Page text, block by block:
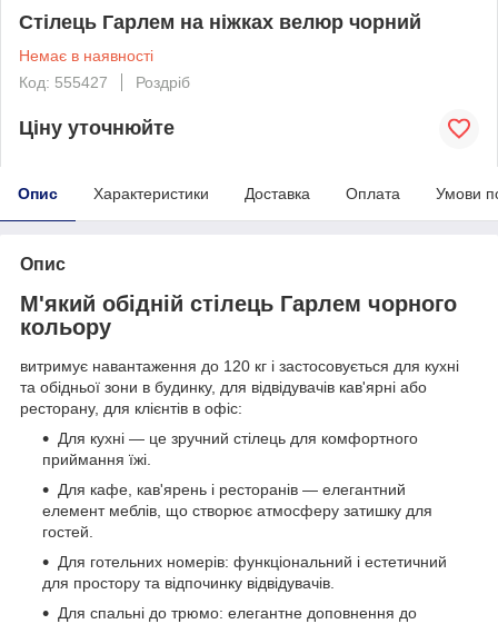
Стілець Гарлем на ніжках велюр чорний
Немає в наявності
Код: 555427
Роздріб
Ціну уточнюйте
Опис Характеристики Доставка Оплата Умови
Опис
М'який обідній стілець Гарлем чорного
кольору
витримує навантаження до 120 кг і застосовується для кухні
та обідньої зони в будинку, для відвідувачів кав'ярні або
ресторану, для клієнтів в офіс:
Для кухні — це зручний стілець для комфортного
приймання їжі.
Для кафе, кав'ярень і ресторанів — елегантний
елемент меблів, що створює атмосферу затишку для
гостей.
Для готельних номерів: функціональний і естетичний
для простору та відпочинку відвідувачів.
Для спальні до трюмо: елегантне доповнення до